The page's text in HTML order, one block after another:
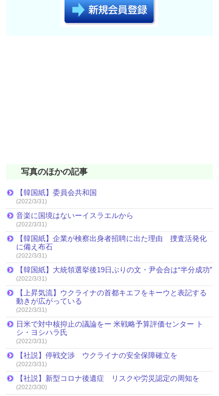
写真のほかの記事
【韓国紙】委員会共和国
(2022/3/31)
音楽に国境はないーイスラエルから
(2022/3/31)
【韓国紙】企業が検察出身者招聘に出た理由 捜査活発化
に備え布石
(2022/3/31)
【韓国紙】大統領選挙後19日ぶりの文・尹会合は“半分成功”
(2022/3/31)
【上昇気流】ウクライナの首都キエフをキーウと表記する
動きが広がっている
(2022/3/31)
日米で対中核抑止の議論をー 米戦略予算評価センター ト
シ・ヨシハラ氏
(2022/3/31)
【社説】停戦交渉 ウクライナの安全保障確立を
(2022/3/31)
【社説】新型コロナ後遺症 リスクや労災認定の周知を
(2022/3/30)